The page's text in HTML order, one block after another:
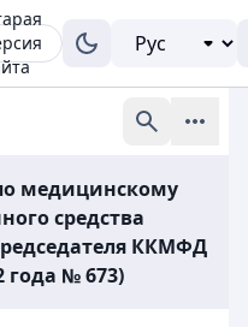
медицинскому
средства
ККМФД
года № 673)